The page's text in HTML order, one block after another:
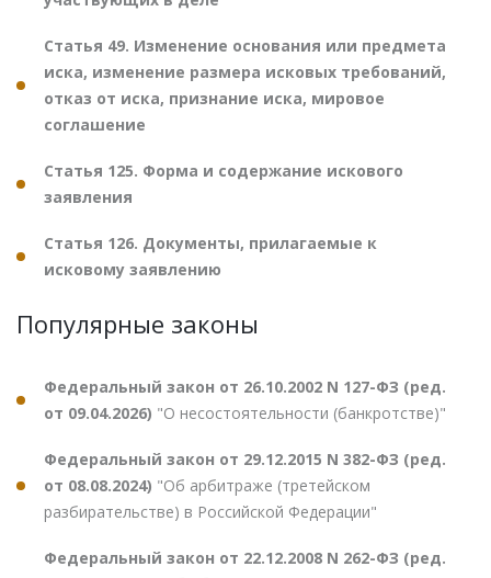
Статья 49. Изменение основания или предмета
иска, изменение размера исковых требований,
отказ от иска, признание иска, мировое
соглашение
Статья 125. Форма и содержание искового
заявления
Статья 126. Документы, прилагаемые к
исковому заявлению
Популярные законы
Федеральный закон от 26.10.2002 N 127-ФЗ (ред.
от 09.04.2026) "О несостоятельности (банкротстве)"
Федеральный закон от 29.12.2015 N 382-ФЗ (ред.
от 08.08.2024) "Об арбитраже (третейском
разбирательстве) в Российской Федерации"
Федеральный закон от 22.12.2008 N 262-ФЗ (ред.